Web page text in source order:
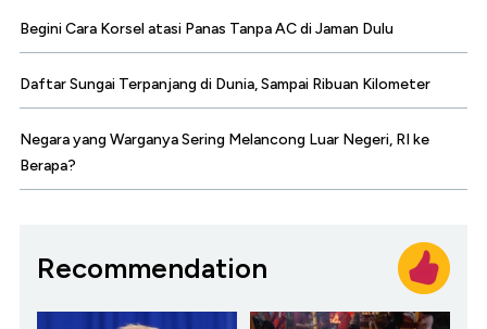
Begini Cara Korsel atasi Panas Tanpa AC di Jaman Dulu
Daftar Sungai Terpanjang di Dunia, Sampai Ribuan Kilometer
Negara yang Warganya Sering Melancong Luar Negeri, RI ke
Berapa?
Recommendation